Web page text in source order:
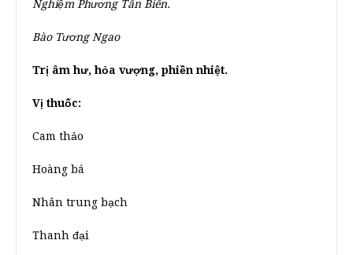
Nghiệm Phương Tân Biên.
Bào Tương Ngao
Trị âm hư, hỏa vượng, phiền nhiệt.
Vị thuốc:
Cam thảo
Hoàng bá
Nhân trung bạch
Thanh đại